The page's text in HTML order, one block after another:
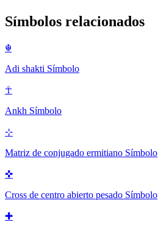
Símbolos relacionados
☬
Adi shakti Símbolo
☥
Ankh Símbolo
⊹
Matriz de conjugado ermitiano Símbolo
✜
Cross de centro abierto pesado Símbolo
✚